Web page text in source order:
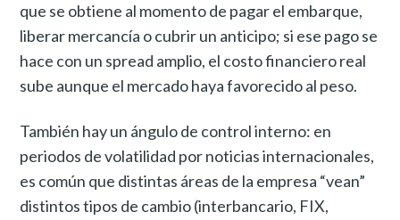
que se obtiene al momento de pagar el embarque,
liberar mercancía o cubrir un anticipo; si ese pago se
hace con un spread amplio, el costo financiero real
sube aunque el mercado haya favorecido al peso.
También hay un ángulo de control interno: en
periodos de volatilidad por noticias internacionales,
es común que distintas áreas de la empresa “vean”
distintos tipos de cambio (interbancario, FIX,